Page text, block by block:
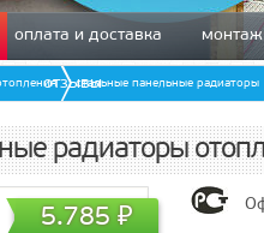
оплата и доставка монтаж
отзывыстальные панельные радиаторы
радиаторы
5.785₽